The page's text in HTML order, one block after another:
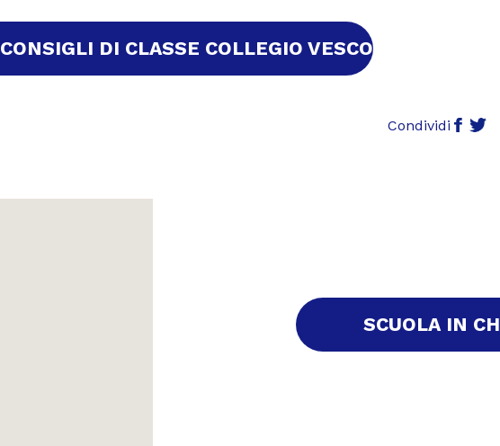
CONSIGLI DI CLASSE COLLEGIO VESCOVILE MARZO
Condividi
SCUOLA IN